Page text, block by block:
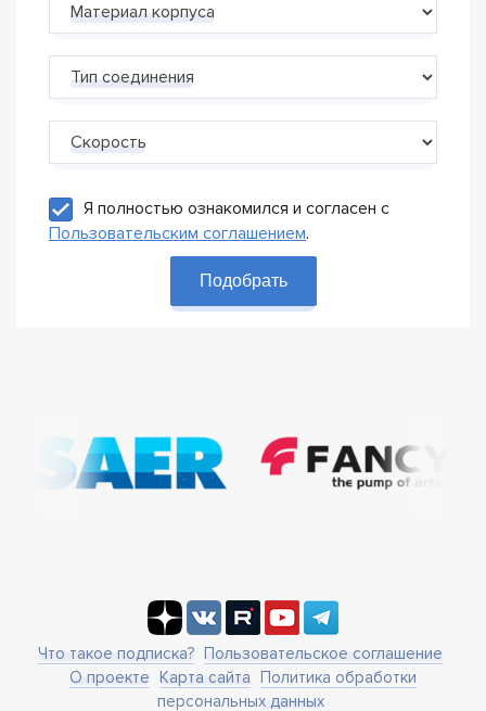
Материал корпуса
Тип соединения
Скорость
Я полностью ознакомился и согласен с
Пользовательским соглашением.
Подобрать
Что такое подписка? Пользовательское соглашение
О проекте Карта сайта Политика обработки
персональных данных